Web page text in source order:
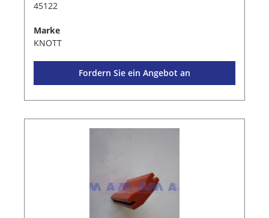
45122
Marke
KNOTT
Fordern Sie ein Angebot an